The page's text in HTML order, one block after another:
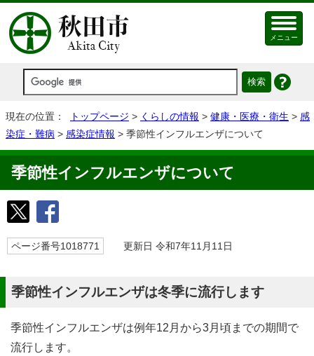
メニュー
現在の位置： トップページ > くらしの情報 > 健康・医療・衛生 > 感
染症・難病 > 感染症情報 > 季節性インフルエンザについて
季節性インフルエンザについて
ページ番号1018771 更新日 令和7年11月11日
季節性インフルエンザは冬季に流行します
季節性インフルエンザは例年12月から3月頃までの期間で
流行します。